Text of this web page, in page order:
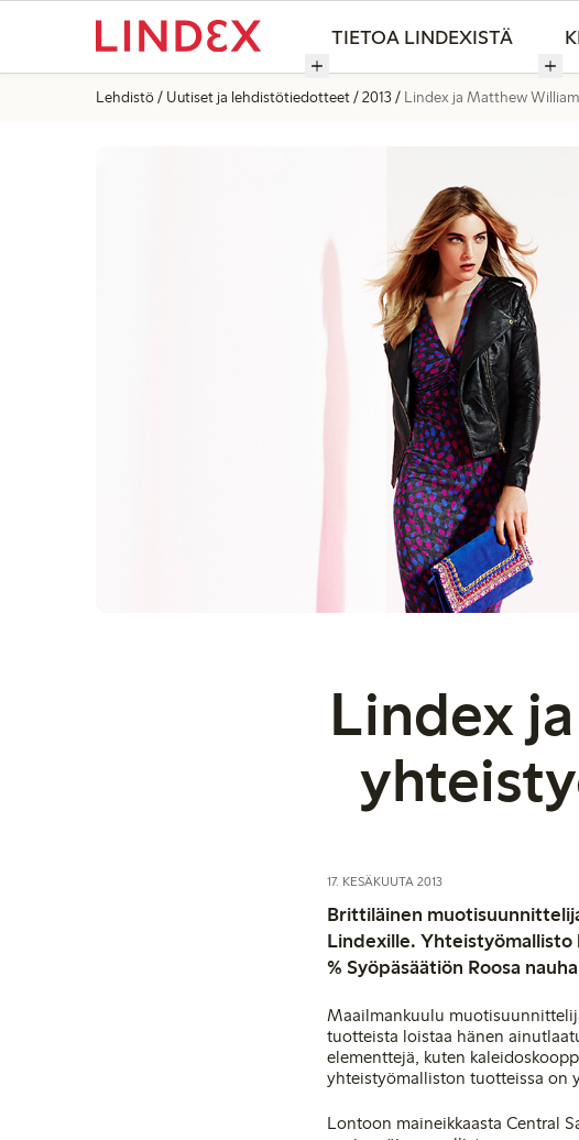
TIETOA LINDEXISTÄ
Lehdistö Uutiset ja lehdistötiedotteet 2013 Lindex ja Matthew
Lindex
17. KESÄKUUTA 2013
Brittiläinen
Lindexille. Yhteistyömallisto
% Syöpäsäätiön Roosa
Maailmankuulu
tuotteista loistaa hänen
elementtejä, kuten
yhteistyömalliston tuotteissa on
Lontoon maineikkaasta Central